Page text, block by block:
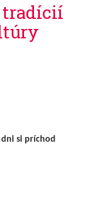
tradícií
si príchod